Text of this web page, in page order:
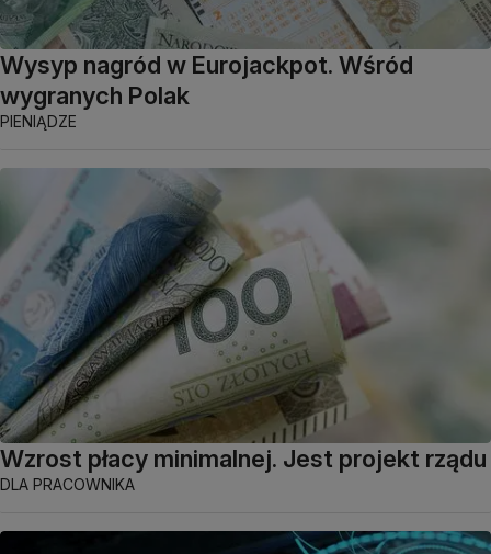
Wysyp nagród w Eurojackpot. Wśród
wygranych Polak
PIENIĄDZE
Wzrost płacy minimalnej. Jest projekt rządu
DLA PRACOWNIKA